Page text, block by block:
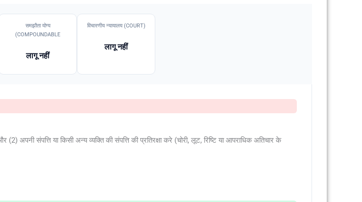
समझौता योग्य
(COMPOUNDABLE
लागू नहीं
विचारणीय न्यायालय (COURT)
लागू नहीं
संपत्ति या किसी अन्य व्यक्ति की संपत्ति की प्रतिरक्षा करे (चोरी, लूट, रिष्टि या आपराधिक अतिचार के